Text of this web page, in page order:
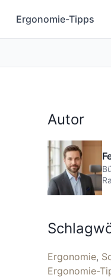
Ergonomie-Tipps
Autor
Ergonomie
Ergonomie-